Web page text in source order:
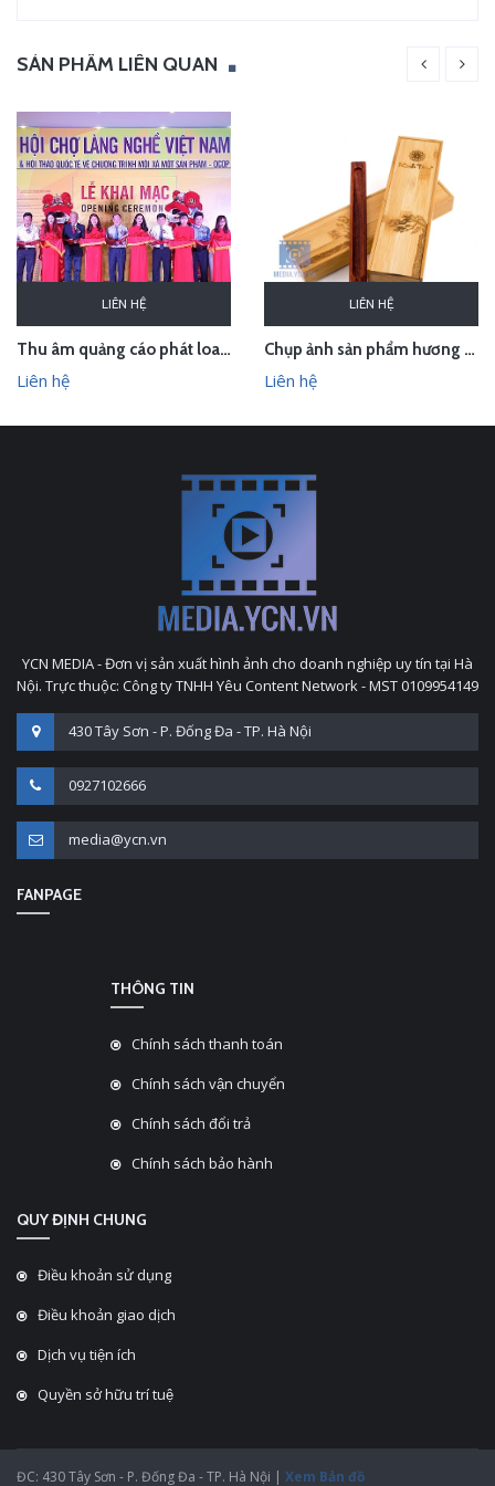
SẢN PHẨM LIÊN QUAN
LIÊN HỆ
Thu âm quảng cáo phát loa cho Hội chợ Làng nghề VN 2018
Liên hệ
LIÊN HỆ
Chụp ảnh sản phẩm hương trầm Hương Xưa - Kính Tâm trong studio Hà Nội
Liên hệ
YCN MEDIA - Đơn vị sản xuất hình ảnh cho doanh nghiệp uy tín tại Hà
Nội. Trực thuộc: Công ty TNHH Yêu Content Network - MST 0109954149
430 Tây Sơn - P. Đống Đa - TP. Hà Nội
0927102666
media@ycn.vn
FANPAGE
THÔNG TIN
Chính sách thanh toán
Chính sách vận chuyển
Chính sách đổi trả
Chính sách bảo hành
QUY ĐỊNH CHUNG
Điều khoản sử dụng
Điều khoản giao dịch
Dịch vụ tiện ích
Quyền sở hữu trí tuệ
ĐC: 430 Tây Sơn - P. Đống Đa - TP. Hà Nội | Xem Bản đồ